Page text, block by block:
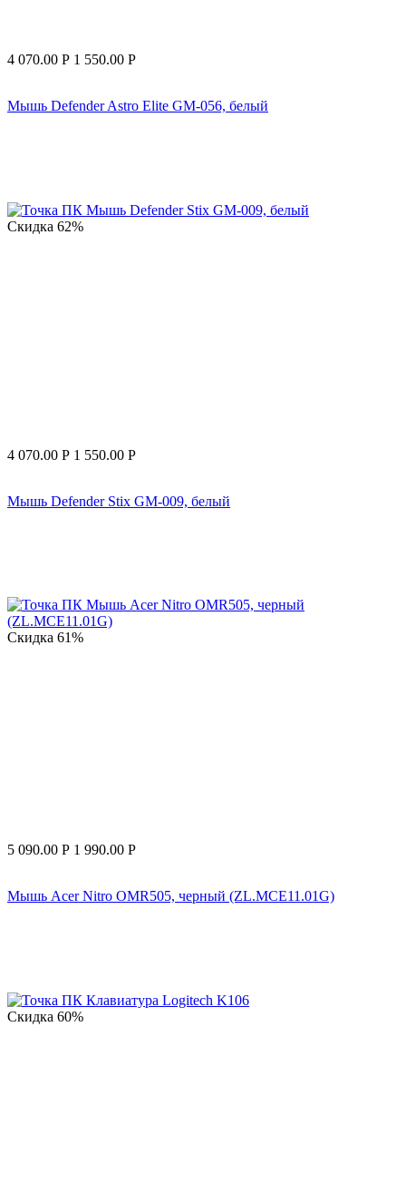
4 070.00 Р 1 550.00 Р
Мышь Defender Astro Elite GM-056, белый
Скидка 62%
4 070.00 Р 1 550.00 Р
Мышь Defender Stix GM-009, белый
Скидка 61%
5 090.00 Р 1 990.00 Р
Мышь Acer Nitro OMR505, черный (ZL.MCE11.01G)
Скидка 60%